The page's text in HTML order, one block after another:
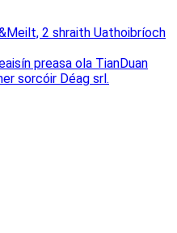
2 shraith Uathoibríoch
preasa ola TianDuan
sorcóir Déag srl.